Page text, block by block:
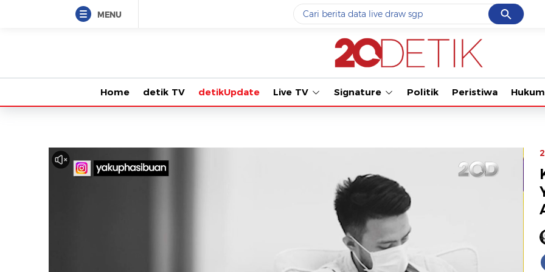
MENU Cancel
Yang sedang ramai dicari
data live draw sgp
#3senjata
#5gempa hari ini
Promoted
Terakhir yang dicari
Home detik TV detikUpdate Live TV Signature Politik Peristiwa Hukum